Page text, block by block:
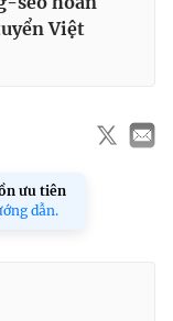
Việt
ưu tiên
dẫn.